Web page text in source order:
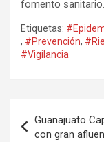
fomento sanitario.
Etiquetas:
, #Prevención,
#Vigilancia
de
Guanajuato
con gran